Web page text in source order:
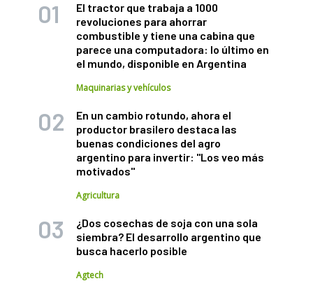
El tractor que trabaja a 1000
revoluciones para ahorrar
combustible y tiene una cabina que
parece una computadora: lo último en
el mundo, disponible en Argentina
Maquinarias y vehículos
En un cambio rotundo, ahora el
productor brasilero destaca las
buenas condiciones del agro
argentino para invertir: "Los veo más
motivados"
Agricultura
¿Dos cosechas de soja con una sola
siembra? El desarrollo argentino que
busca hacerlo posible
Agtech